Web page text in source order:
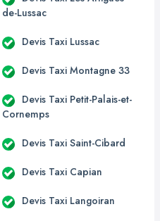
de-Lussac
Devis Taxi Lussac
Devis Taxi Montagne 33
Devis Taxi Petit-Palais-et-
Cornemps
Devis Taxi Saint-Cibard
Devis Taxi Capian
Devis Taxi Langoiran